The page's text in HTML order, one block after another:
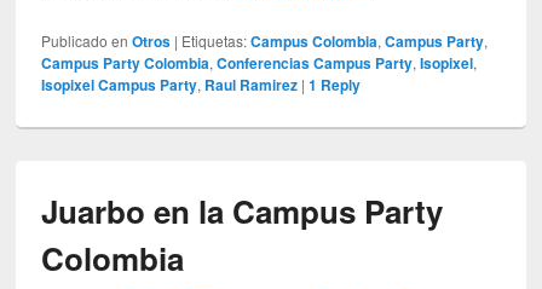
Publicado en Otros | Etiquetas: Campus Colombia,Campus Party,
Campus Party Colombia,Conferencias Campus Party,Isopixel,
Isopixel Campus Party, Raul Ramirez |1 Reply
Juarbo en la Campus Party
Colombia